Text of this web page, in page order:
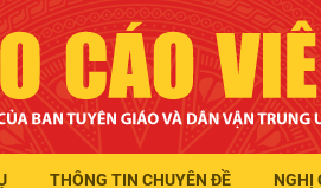
THÔNG TIN CHUYÊN ĐỀ NGHỊ